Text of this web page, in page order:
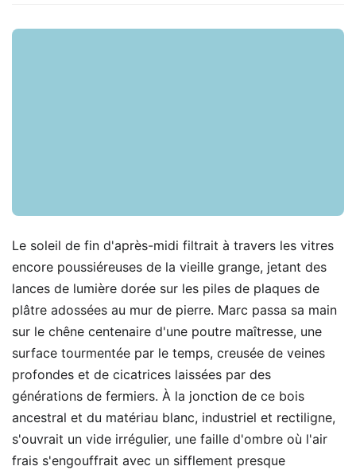
Le soleil de fin d'après-midi filtrait à travers les vitres
encore poussiéreuses de la vieille grange, jetant des
lances de lumière dorée sur les piles de plaques de
plâtre adossées au mur de pierre. Marc passa sa main
sur le chêne centenaire d'une poutre maîtresse, une
surface tourmentée par le temps, creusée de veines
profondes et de cicatrices laissées par des
générations de fermiers. À la jonction de ce bois
ancestral et du matériau blanc, industriel et rectiligne,
s'ouvrait un vide irrégulier, une faille d'ombre où l'air
frais s'engouffrait avec un sifflement presque